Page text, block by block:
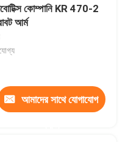
কোম্পানি KR 470-2
আর্ম
আমাদের সাথে যোগাযোগ